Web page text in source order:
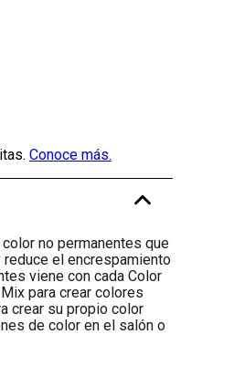
-
no permanentes que
el encrespamiento
viene con cada Color
para crear colores
crear su propio color
de color en el salón o